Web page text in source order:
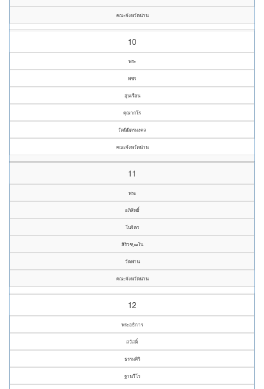
คณะจังหวัดน่าน
10
พระ
พชร
อุ่นเรือน
คุณากโร
วัดนิมิตรมงคล
คณะจังหวัดน่าน
11
พระ
อภิสิทธิ์
โนจิตร
สิริวฑฺฒโน
วัดพาน
คณะจังหวัดน่าน
12
พระอธิการ
สวัสดิ์
ธรรมศิริ
ฐานวีโร